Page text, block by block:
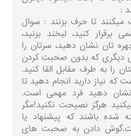
:
میکنند تا حرف بزنند : سوال
کنید، لبخند بزنید،
تان نشان دهید، سرتان را
دیگری که بدون صحبت کردن
را به طرف مقابل القا کنید.
که نیاز دارید انجام دهید تا
نشان دهید فرد مهمی است.
هرگز نصیحت نکنید!مگر
شده باشند که پیشنهاد یا
دادن به صحبت های